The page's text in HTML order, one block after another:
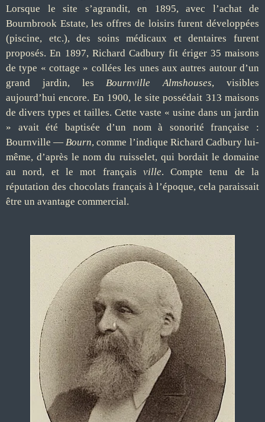
Lorsque le site s’agrandit, en 1895, avec l’achat de
Bournbrook Estate, les offres de loisirs furent développées
(piscine, etc.), des soins médicaux et dentaires furent
proposés. En 1897, Richard Cadbury fit ériger 35 maisons
de type « cottage » collées les unes aux autres autour d’un
grand jardin, les Bournville Almshouses, visibles
aujourd’hui encore. En 1900, le site possédait 313 maisons
de divers types et tailles. Cette vaste « usine dans un jardin
» avait été baptisée d’un nom à sonorité française :
Bournville — Bourn, comme l’indique Richard Cadbury lui-
même, d’après le nom du ruisselet, qui bordait le domaine
au nord, et le mot français ville. Compte tenu de la
réputation des chocolats français à l’époque, cela paraissait
être un avantage commercial.